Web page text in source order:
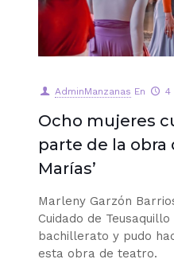
AdminManzanas En 4
Ocho mujeres
parte de la obra
Marías’
Marleny Garzón
Cuidado de
bachillerato y pudo
esta obra de teatro.